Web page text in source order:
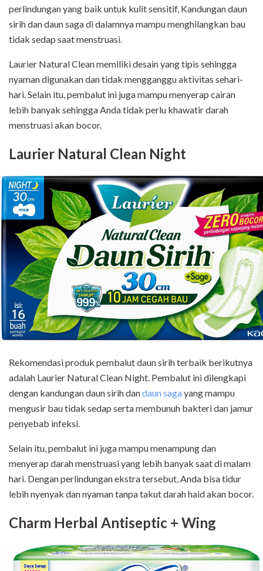
perlindungan yang baik untuk kulit sensitif, Kandungan daun
sirih dan daun saga di dalamnya mampu menghilangkan bau
tidak sedap saat menstruasi.
Laurier Natural Clean memiliki desain yang tipis sehingga
nyaman digunakan dan tidak mengganggu aktivitas sehari-
hari. Selain itu, pembalut ini juga mampu menyerap cairan
lebih banyak sehingga Anda tidak perlu khawatir darah
menstruasi akan bocor.
Laurier Natural Clean Night
Rekomendasi produk pembalut daun sirih terbaik berikutnya
adalah Laurier Natural Clean Night. Pembalut ini dilengkapi
dengan kandungan daun sirih dandaun sagayang mampu
mengusir bau tidak sedap serta membunuh bakteri dan jamur
penyebab infeksi.
Selain itu, pembalut ini juga mampu menampung dan
menyerap darah menstruasi yang lebih banyak saat di malam
hari. Dengan perlindungan ekstra tersebut, Anda bisa tidur
lebih nyenyak dan nyaman tanpa takut darah haid akan bocor.
Charm Herbal Antiseptic + Wing